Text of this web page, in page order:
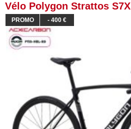
Vélo Polygon Strattos S7X
PROMO - 400 €